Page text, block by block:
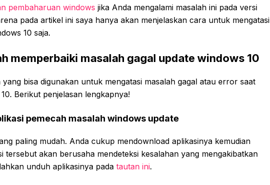
pembaharuan windows jika Anda mengalami masalah ini pada versi
pada artikel ini saya hanya akan menjelaskan cara untuk mengatasi
10 saja.
memperbaiki masalah gagal update windows 10
bisa digunakan untuk mengatasi masalah gagal atau error saat
Berikut penjelasan lengkapnya!
pemecah masalah windows update
paling mudah. Anda cukup mendownload aplikasinya kemudian
tersebut akan berusaha mendeteksi kesalahan yang mengakibatkan
unduh aplikasinya pada tautan ini.